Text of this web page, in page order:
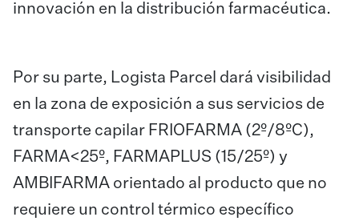
innovación en la distribución farmacéutica.
Por su parte, Logista Parcel dará visibilidad
en la zona de exposición a sus servicios de
transporte capilar FRIOFARMA (2º/8ºC),
FARMA<25º, FARMAPLUS (15/25º) y
AMBIFARMA orientado al producto que no
requiere un control térmico específico